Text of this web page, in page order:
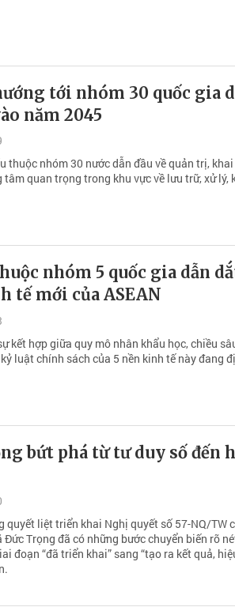
tới nhóm 30 quốc gia
năm 2045
thuộc nhóm 30 nước dẫn đầu về quản trị,
quan trọng trong khu vực về lưu trữ, xử lý,
nhóm 5 quốc gia dẫn
tế mới của ASEAN
kết hợp giữa quy mô nhân khẩu học, chiều
luật chính sách của 5 nền kinh tế này đang
bứt phá từ tư duy số đến
quyết liệt triển khai Nghị quyết số 57-NQ/TW
Đức Trọng đã có những bước chuyển biến rõ
đoạn “đã triển khai” sang “tạo ra kết quả,